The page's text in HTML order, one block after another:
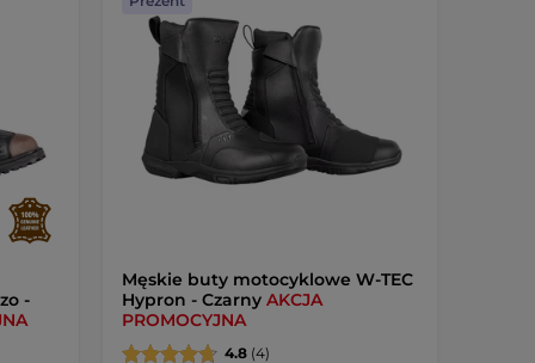
-
Męskie buty motocyklowe W-TEC
Hypron - Czarny AKCJA
PROMOCYJNA
4.8(4)